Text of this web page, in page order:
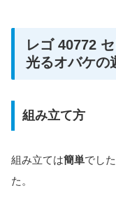
レゴ 40772
光るオバケの
組み立て方
組み立ては簡単でし
た。